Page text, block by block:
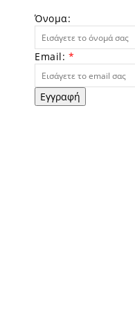
Όνομα:
Email: *
Εγγραφή